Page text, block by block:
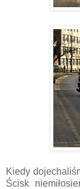
Kiedy
Ścisk